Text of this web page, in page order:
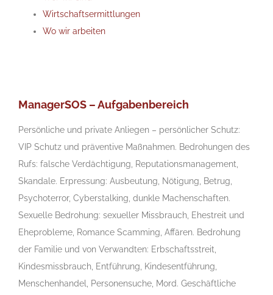
Wirtschaftsermittlungen
Wo wir arbeiten
ManagerSOS – Aufgabenbereich
Persönliche und private Anliegen – persönlicher Schutz:
VIP Schutz und präventive Maßnahmen. Bedrohungen des
Rufs: falsche Verdächtigung, Reputationsmanagement,
Skandale. Erpressung: Ausbeutung, Nötigung, Betrug,
Psychoterror, Cyberstalking, dunkle Machenschaften.
Sexuelle Bedrohung: sexueller Missbrauch, Ehestreit und
Eheprobleme, Romance Scamming, Affären. Bedrohung
der Familie und von Verwandten: Erbschaftsstreit,
Kindesmissbrauch, Entführung, Kindesentführung,
Menschenhandel, Personensuche, Mord. Geschäftliche